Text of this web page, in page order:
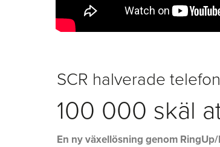
SCR halverade
100 000 skäl
En ny växellösning genom